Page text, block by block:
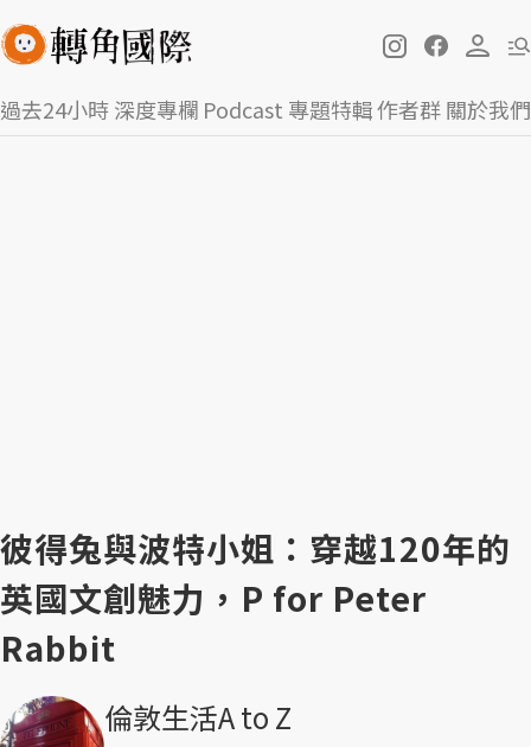
過去24小時深度專欄 Podcast 專題特輯作者群關於我們
彼得兔與波特小姐：穿越120年的
英國文創魅力，P for Peter
Rabbit
倫敦生活A to Z